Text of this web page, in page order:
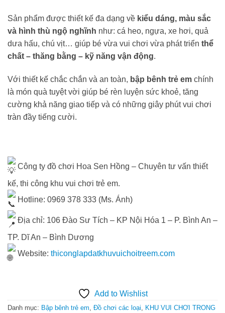
Sản phẩm được thiết kế đa dạng về kiểu dáng, màu sắc
và hình thù ngộ nghĩnh như: cá heo, ngựa, xe hơi, quả
dưa hấu, chú vịt… giúp bé vừa vui chơi vừa phát triển thể
chất – thăng bằng – kỹ năng vận động.
Với thiết kế chắc chắn và an toàn, bập bênh trẻ em chính
là món quà tuyệt vời giúp bé rèn luyện sức khoẻ, tăng
cường khả năng giao tiếp và có những giây phút vui chơi
tràn đầy tiếng cười.
Công ty đồ chơi Hoa Sen Hồng – Chuyên tư vấn thiết
kế, thi công khu vui chơi trẻ em.
Hotline: 0969 378 333 (Ms. Ánh)
Địa chỉ: 106 Đào Sư Tích – KP Nội Hóa 1 – P. Bình An –
TP. Dĩ An – Bình Dương
Website: thiconglapdatkhuvuichoitreem.com
Add to Wishlist
Danh mục: Bập bênh trẻ em Đồ chơi các loại
KHU VUI CHƠI TRONG